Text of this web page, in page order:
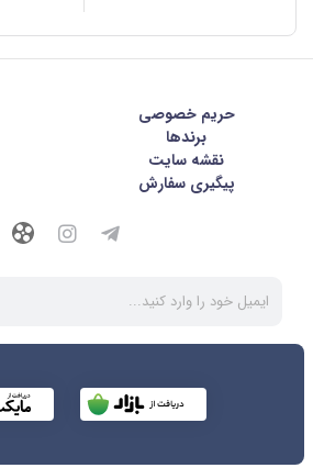
حریم خصوصی
برندها
نقشه سایت
پیگیری سفارش